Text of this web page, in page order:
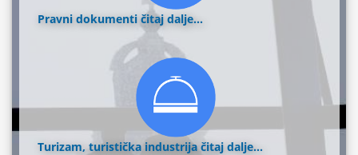
Pravni dokumentičitaj dalje...
Turizam, turistička industrijačitaj dalje...